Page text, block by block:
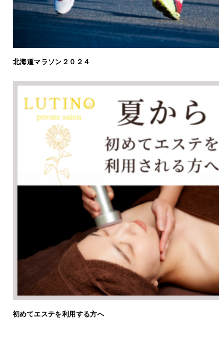
北海道マラソン２０２４
初めてエステを利用する方へ